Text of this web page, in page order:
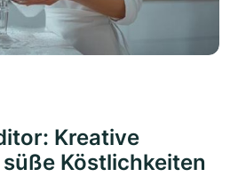
Kreative
Köstlichkeiten